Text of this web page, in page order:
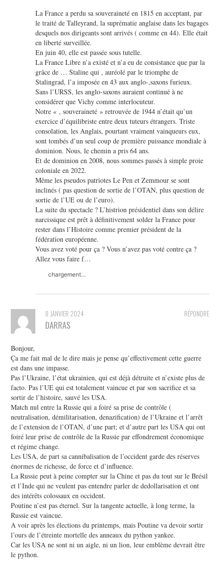
La France a perdu sa souveraineté en 1815 en acceptant, par
le traité de Talleyrand, la suprématie anglaise dans les bagages
desquels nos dirigeants sont arrivés ( comme en 44). Elle était
en liberté surveillée.
En juin 40, elle est passée sous tutelle.
La France Libre n’a existé et n’a eu de consistance que par la
grâce de … Staline qui , auréolé par le triomphe de
Stalingrad, l’a imposée en 43 aux anglo-,saxons furieux.
Sans l’URSS, les anglo-saxons auraient continué à ne
considérer que Vichy comme interlocuteur.
Notre « , souveraineté » retrouvée de 1944 n’était qu’un
exercice d’équilibriste entre deux tuteurs étrangers. Triste
consolation, les Anglais, pourtant vraiment vainqueurs eux,
sont tombés d’un seul coup de première puissance mondiale à
dominion. Nous, le chemin a pris 64 ans.
Et de dominion en 2008, nous sommes passés à simple proie
coloniale en 2022.
Même les pseudos patriotes Le Pen et Zemmour se sont
inclinés ( pas question de sortie de l’OTAN, plus question de
sortie de l’UE ou de l’euro).
La suite du spectacle ? L’histrion présidentiel dans son délire
narcissique est prêt à définitivement solder la France pour
rester dans l’Histoire comme premier président de la
fédération européenne.
Vous avez voté pour ça ? Vous n’avez pas voté contre ça ?
Allez vous faire f…
chargement…
RÉPONDRE
8 JANVIER 2024
DARRAS
Bonjour,
Ça me fait mal de le dire mais je pense qu’effectivement cette guerre
est dans une impasse.
Pas l’Ukraine, l’état ukrainien, qui est déjà détruite et n’existe plus de
facto. Pas l’UE qui est totalement vaincue et par son sacrifice et sa
sortir de l’histoire, sauvé les USA.
Match nul entre la Russie qui a foiré sa prise de contrôle (
neutralisation, démilitarisation, denazification) de l’Ukraine et l’arrêt
de l’extension de l’OTAN, d’une part; et d’autre part les USA qui ont
foiré leur prise de contrôle de la Russie par effondrement économique
et régime change.
Les USA, de part sa cannibalisation de l’occident garde des réserves
énormes de richesse, de force et d’influence.
La Russie peut à peine compter sur la Chine et pas du tout sur le Brésil
et l’Inde qui ne veulent pas entendre parler de dedollarisation et ont
des intérêts colossaux en occident.
Poutine n’est pas éternel. Sur la tangente actuelle, à long terme, la
Russie est vaincue.
A voir après les élections du printemps, mais Poutine va devoir sortir
l’ours de l’étreinte mortelle des anneaux du python yankee.
Car les USA ne sont ni un aigle, ni un lion, leur emblème devrait être
le python.